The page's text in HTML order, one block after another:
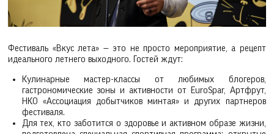
Фестиваль «Вкус лета» — это не просто мероприятие, а рецепт
идеального летнего выходного. Гостей ждут:
Кулинарные мастер-классы от любимых блогеров,
гастрономические зоны и активности от EuroSpar, Артфрут,
НКО «Ассоциация добытчиков минтая» и других партнеров
фестиваля.
Для тех, кто заботится о здоровье и активном образе жизни,